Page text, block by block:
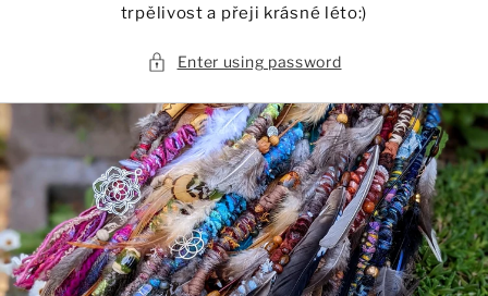
trpělivost a přeji krásné léto:)
Enter using password